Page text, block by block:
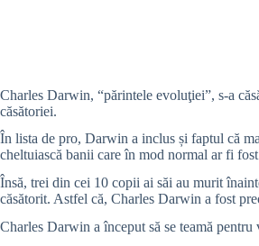
Charles Darwin, “părintele evoluţiei”, s-a
căsătoriei.
În lista de pro, Darwin a inclus și faptul că
cheltuiască banii care în mod normal ar fi
Însă, trei din cei 10 copii ai săi au murit
căsătorit. Astfel că, Charles Darwin a fost
Charles Darwin a început să se teamă